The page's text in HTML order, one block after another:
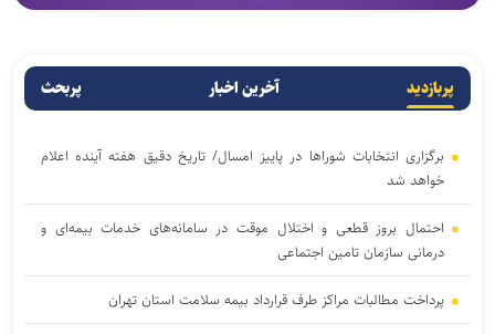
پربازدید آخرین اخبار پربحث
برگزاری انتخابات شوراها در پاییز امسال/ تاریخ دقیق هفته آینده اعلام
خواهد شد
احتمال بروز قطعی و اختلال موقت در سامانه‌های خدمات بیمه‌ای و
درمانی سازمان تامین اجتماعی
پرداخت مطالبات مراکز طرف قرارداد بیمه سلامت استان تهران